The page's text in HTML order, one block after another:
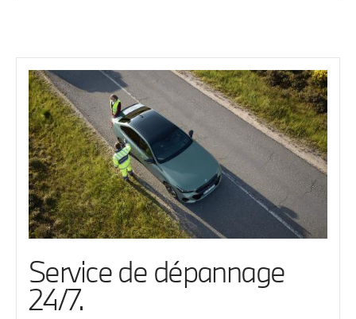
Service de dépannage
24/7.